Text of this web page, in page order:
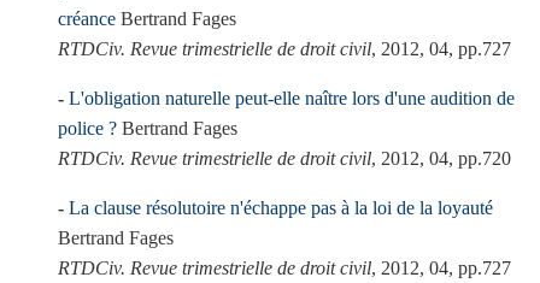
créance Bertrand Fages
RTDCiv. Revue trimestrielle de droit civil, 2012, 04, pp.727
L'obligation naturelle peut-elle naître lors d'une audition de
police ? Bertrand Fages
RTDCiv. Revue trimestrielle de droit civil, 2012, 04, pp.720
La clause résolutoire n'échappe pas à la loi de la loyauté
Bertrand Fages
RTDCiv. Revue trimestrielle de droit civil, 2012, 04, pp.727